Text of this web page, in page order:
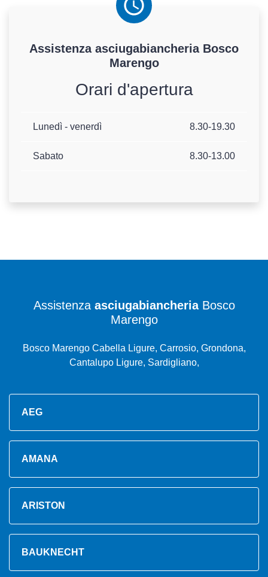
Assistenza asciugabiancheriaBosco
Marengo
Orari d'apertura
Lunedì - venerdì 8.30-19.30
Sabato 8.30-13.00
Assistenza asciugabiancheriaBosco
Marengo
Bosco Marengo Cabella Ligure, Carrosio, Grondona,
Cantalupo Ligure, Sardigliano,
AEG
AMANA
ARISTON
BAUKNECHT